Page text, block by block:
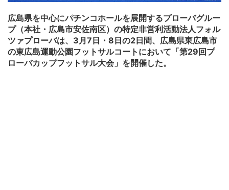
広島県を中心にパチンコホールを展開するプローバグルー
プ（本社・広島市安佐南区）の特定非営利活動法人フォル
ツァプローバは、3月7日・8日の2日間、広島県東広島市
の東広島運動公園フットサルコートにおいて「第29回プ
ローバカップフットサル大会」を開催した。